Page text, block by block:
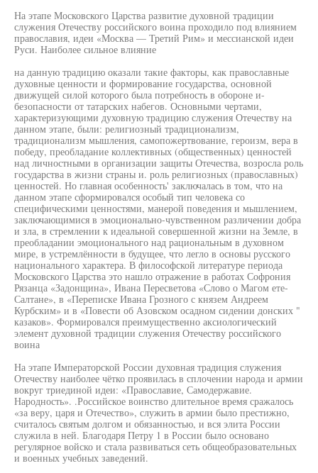
На этапе Московского Царства развитие духовной традиции
служения Отечеству российского воина проходило под влиянием
православия, идеи «Москва — Третий Рим» и мессианской идеи
Руси. Наиболее сильное влияние
на данную традицию оказали такие факторы, как православные
духовные ценности и формирование государства, основной
движущей силой которого была потребность в обороне и-
безопасности от татарских набегов. Основными чертами,
характеризующими духовную традицию служения Отечеству на
данном этапе, были: религиозный традиционализм,
традиционализм мышления, самопожертвование, героизм, вера в
победу, преобладание коллективных (общественных) ценностей
над личностными в организации защиты Отечества, возросла роль
государства в жизни страны и. роль религиозных (православных)
ценностей. Но главная особенность' заключалась в том, что на
данном этапе сформировался особый тип человека со
специфическими ценностями, манерой поведения и мышлением,
заключающимися в эмоционально-чувственном различении добра
и зла, в стремлении к идеальной совершенной жизни на Земле, в
преобладании эмоционального над рациональным в духовном
мире, в устремлённости в будущее, что легло в основы русского
национального характера. В философской литературе периода
Московского Царства это нашло отражение в работах Софрония
Рязанца «Задонщина», Ивана Пересветова «Слово о Магом ете-
Салтане», в «Переписке Ивана Грозного с князем Андреем
Курбским» и в «Повести об Азовском осадном сидении донских "
казаков». Формировался преимущественно аксиологический
элемент духовной традиции служения Отечеству российского
воина
На этапе Императорской России духовная традиция служения
Отечеству наиболее чётко проявилась в сплочении народа и армии
вокруг триединой идеи: «Православие, Самодержавие.
Народность». .Российское воинство длительное время сражалось
«за веру, царя и Отечество», служить в армии было престижно,
считалось святым долгом и обязанностью, и вся элита России
служила в ней. Благодаря Петру 1 в России было основано
регулярное войско и стала развиваться сеть общеобразовательных
и военных учебных заведений.